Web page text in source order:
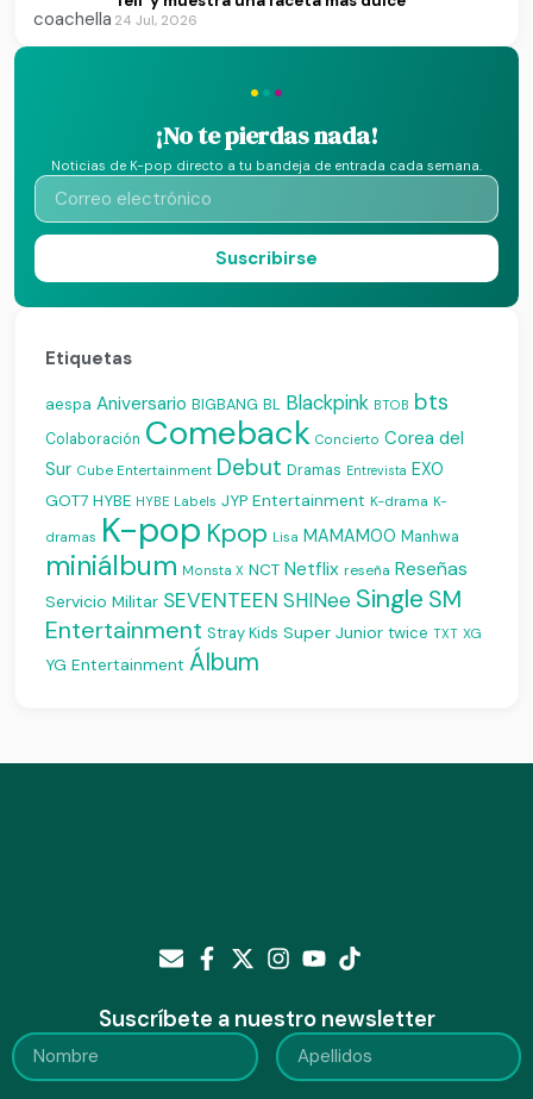
24 Jul, 2026
···
¡No te pierdas nada!
Noticias de K-pop directo a tu bandeja de entrada cada semana.
Suscribirse
Etiquetas
aespa Aniversario BIGBANG BL Blackpink BTOB bts
Colaboración Comeback Concierto Corea del
Sur Cube Entertainment Debut Dramas Entrevista EXO
GOT7 HYBE HYBE Labels JYP Entertainment K-drama K-
dramas K-pop Kpop Lisa MAMAMOO Manhwa
miniálbum Monsta X NCT Netflix reseña Reseñas
Servicio Militar SEVENTEEN SHINee Single SM
Entertainment Stray Kids Super Junior twice TXT XG
YG Entertainment Álbum
Suscríbete a nuestro newsletter